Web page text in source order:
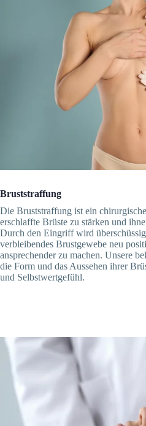
Bruststraffung
Die Bruststraffung ist ein
erschlaffte Brüste zu stärken und
Durch den Eingriff wird
verbleibendes Brustgewebe neu
ansprechender zu machen. Unsere
die Form und das Aussehen ihrer
und Selbstwertgefühl.